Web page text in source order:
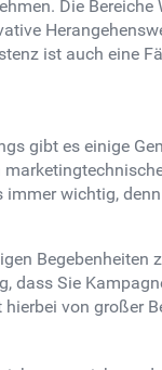
Die
ist auch eine
gibt es einige
wichtig,
Begebenheiten
dass Sie
von großer